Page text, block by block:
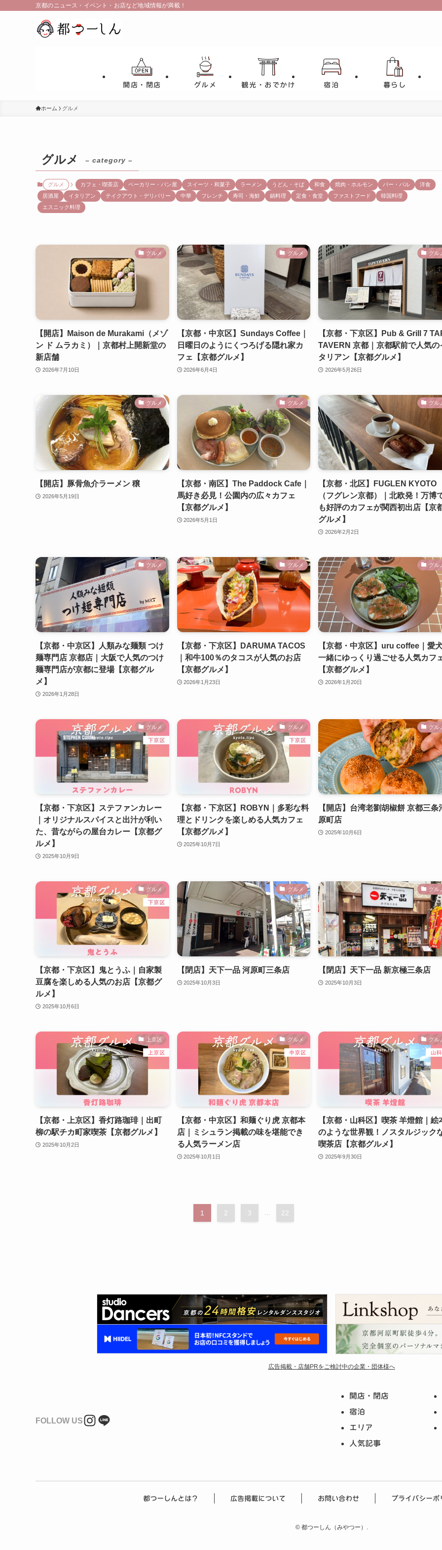
京都のニュース・イベント・お店など地域情報が満載！
開店・閉店 グルメ 観光・おでかけ 宿泊 暮らし
ホーム グルメ
グルメ – category –
グルメ カフェ・喫茶店 ベーカリー・パン屋 スイーツ・和菓子 ラーメン うどん・そば 和食 焼肉・ホルモン バー・バル
洋食
居酒屋
イタリアン テイクアウト・デリバリー 中華 フレンチ 寿司・海鮮 鍋料理 定食・食堂 ファストフード
韓国料理
エスニック料理
グルメ
【開店】Maison de Murakami（メゾ
ン ド ムラカミ）｜京都村上開新堂の
新店舗
2026年7月10日
グルメ
【京都・中京区】Sundays Coffee｜
日曜日のようにくつろげる隠れ家カ
フェ【京都グルメ】
2026年6月4日
グル
【京都・下京区】Pub & Grill 7
TAVERN 京都｜京都駅前で人気の
タリアン【京都グルメ】
2026年5月26日
グルメ
【開店】豚骨魚介ラーメン 穣
2026年5月19日
グルメ
【京都・南区】The Paddock Cafe｜
馬好き必見！公園内の広々カフェ
【京都グルメ】
2026年5月1日
グル
【京都・北区】FUGLEN KYOTO
（フグレン京都）｜北欧発！万博
も好評のカフェが関西初出店【京
グルメ】
2026年2月2日
グルメ
【京都・中京区】人類みな麺類 つけ
麺専門店 京都店｜大阪で人気のつけ
麺専門店が京都に登場【京都グル
メ】
2026年1月28日
グルメ
【京都・下京区】DARUMA TACOS
｜和牛100％のタコスが人気のお店
【京都グルメ】
2026年1月23日
グル
【京都・中京区】uru coffee｜愛
一緒にゆっくり過ごせる人気カフ
【京都グルメ】
2026年1月20日
グルメ
【京都・下京区】ステファンカレー
｜オリジナルスパイスと出汁が利い
た、昔ながらの屋台カレー【京都グ
ルメ】
2025年10月9日
グルメ
【京都・下京区】ROBYN｜多彩な料
理とドリンクを楽しめる人気カフェ
【京都グルメ】
2025年10月7日
グル
【開店】台湾老劉胡椒餅 京都三条
原町店
2025年10月6日
グルメ
【京都・下京区】鬼とうふ｜自家製
豆腐を楽しめる人気のお店【京都グ
ルメ】
2025年10月6日
グルメ
【閉店】天下一品 河原町三条店
2025年10月3日
グル
【閉店】天下一品 新京極三条店
2025年10月3日
上京区
【京都・上京区】香灯路珈琲｜出町
柳の駅チカ町家喫茶【京都グルメ】
2025年10月2日
グルメ
【京都・中京区】和麺ぐり虎 京都本
店｜ミシュラン掲載の味を堪能でき
る人気ラーメン店
2025年10月1日
グル
【京都・山科区】喫茶 羊燈館｜絵
のような世界観！ノスタルジック
喫茶店【京都グルメ】
2025年9月30日
1 2 3 22
広告掲載・店舗PRをご検討中の企業・団体様へ
FOLLOW US
開店・閉店
宿泊
エリア
人気記事
都つーしんとは？ 広告掲載について お問い合わせ プライバシーポ
©都つーしん（みやつー）.